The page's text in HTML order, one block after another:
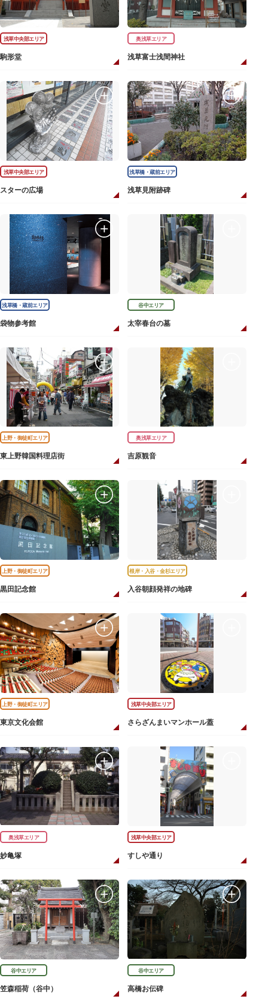
浅草中央部エリア
駒形堂
奥浅草エリア
浅草富士浅間神社
浅草中央部エリア
スターの広場
浅草橋・蔵前エリア
浅草見附跡碑
浅草橋・蔵前エリア
袋物参考館
谷中エリア
太宰春台の墓
上野・御徒町エリア
東上野韓国料理店街
奥浅草エリア
吉原観音
上野・御徒町エリア
黒田記念館
根岸・入谷・金杉エリア
入谷朝顔発祥の地碑
上野・御徒町エリア
東京文化会館
浅草中央部エリア
さらざんまいマンホール蓋
奥浅草エリア
妙亀塚
浅草中央部エリア
すしや通り
谷中エリア
笠森稲荷（谷中）
谷中エリア
高橋お伝碑